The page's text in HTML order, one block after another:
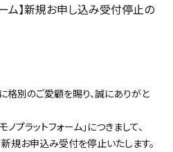
ーム】新規お申し込み受付停止の
格別のご愛顧を賜り、誠にありがと
ノプラットフォーム」につきまして、
規お申込み受付を停止いたします。